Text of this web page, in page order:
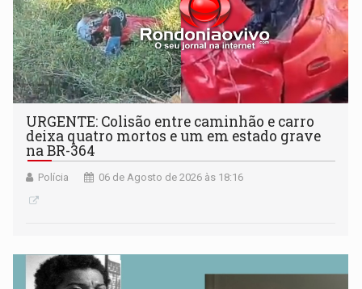
URGENTE: Colisão entre caminhão e carro
deixa quatro mortos e um em estado grave
na BR-364
Polícia 06 de Agosto de 2026 às 18:16